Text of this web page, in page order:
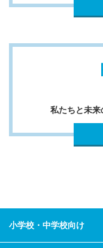
私たちと未
小学校・中学校向け